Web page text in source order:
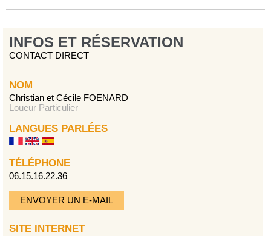
INFOS ET RÉSERVATION
CONTACT DIRECT
NOM
Christian et Cécile FOENARD
Loueur Particulier
LANGUES PARLÉES
TÉLÉPHONE
06.15.16.22.36
ENVOYER UN E-MAIL
SITE INTERNET